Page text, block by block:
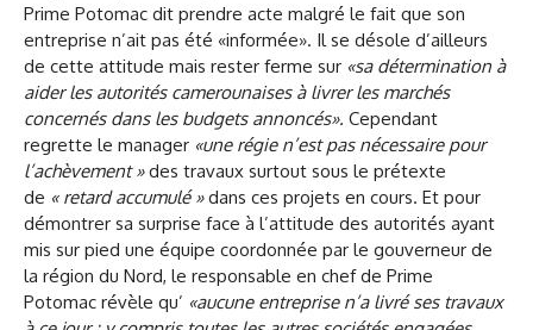
Prime Potomac dit prendre acte malgré le fait que son
entreprise n’ait pas été «informée». Il se désole d’ailleurs
de cette attitude mais rester ferme sur «sa détermination à
aider les autorités camerounaises à livrer les marchés
concernés dans les budgets annoncés». Cependant
regrette le manager «une régie n’est pas nécessaire pour
l’achèvement »des travaux surtout sous le prétexte
de « retard accumulé »dans ces projets en cours. Et pour
démontrer sa surprise face à l’attitude des autorités ayant
mis sur pied une équipe coordonnée par le gouverneur de
la région du Nord, le responsable en chef de Prime
Potomac révèle qu’ «aucune entreprise n’a livré ses travaux